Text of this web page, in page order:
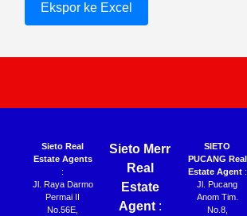
Ekspor ke Excel
Sieto Real
Estate Agents
:
Jl. Raya Darmo
Permai II
No.56E,
Sieto Merr
Real
Estate
Agent:
SIETO
PUCANG Real
Estate Agent:
Jl. Pucang
Anom Tim.
No.8,